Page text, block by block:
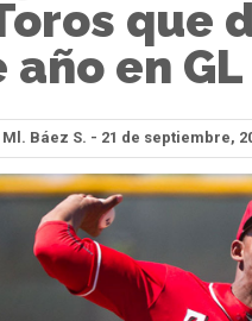
que
año en GL
Báez S. - 21 de septiembre,